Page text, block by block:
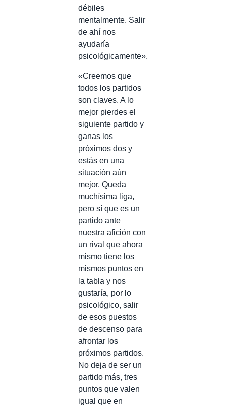
débiles
mentalmente. Salir
de ahí nos
ayudaría
psicológicamente».
«Creemos que
todos los partidos
son claves. A lo
mejor pierdes el
siguiente partido y
ganas los
próximos dos y
estás en una
situación aún
mejor. Queda
muchísima liga,
pero sí que es un
partido ante
nuestra afición con
un rival que ahora
mismo tiene los
mismos puntos en
la tabla y nos
gustaría, por lo
psicológico, salir
de esos puestos
de descenso para
afrontar los
próximos partidos.
No deja de ser un
partido más, tres
puntos que valen
igual que en